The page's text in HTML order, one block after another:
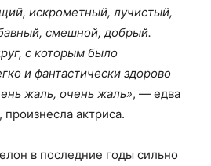
искрометный, лучистый,
смешной, добрый.
с которым было
и фантастически здорово
жаль, очень жаль», — едва
актриса.
в последние годы сильно